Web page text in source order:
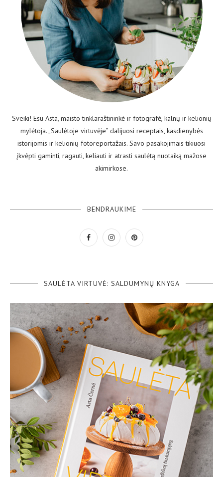
Sveiki! Esu Asta, maisto tinklaraštininkė ir fotografė, kalnų ir kelionių
mylėtoja. „Saulėtoje virtuvėje” dalijuosi receptais, kasdienybės
istorijomis ir kelionių fotoreportažais. Savo pasakojimais tikiuosi
įkvėpti gaminti, ragauti, keliauti ir atrasti saulėtą nuotaiką mažose
akimirkose.
BENDRAUKIME
SAULĖTA VIRTUVĖ: SALDUMYNŲ KNYGA